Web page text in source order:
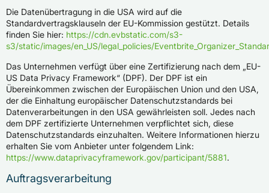
Die Datenübertragung in die USA wird auf die
Standardvertragsklauseln der EU-Kommission gestützt. Details
finden Sie hier: https://cdn.evbstatic.com/s3-
s3/static/images/en_US/legal_policies/
Das Unternehmen verfügt über eine Zertifizierung nach dem „EU-
US Data Privacy Framework“ (DPF). Der DPF ist ein
Übereinkommen zwischen der Europäischen Union und den USA,
der die Einhaltung europäischer Datenschutzstandards bei
Datenverarbeitungen in den USA gewährleisten soll. Jedes nach
dem DPF zertifizierte Unternehmen verpflichtet sich, diese
Datenschutzstandards einzuhalten. Weitere Informationen hierzu
erhalten Sie vom Anbieter unter folgendem Link:
https://www.dataprivacyframework.gov/participant/5881.
Auftragsverarbeitung